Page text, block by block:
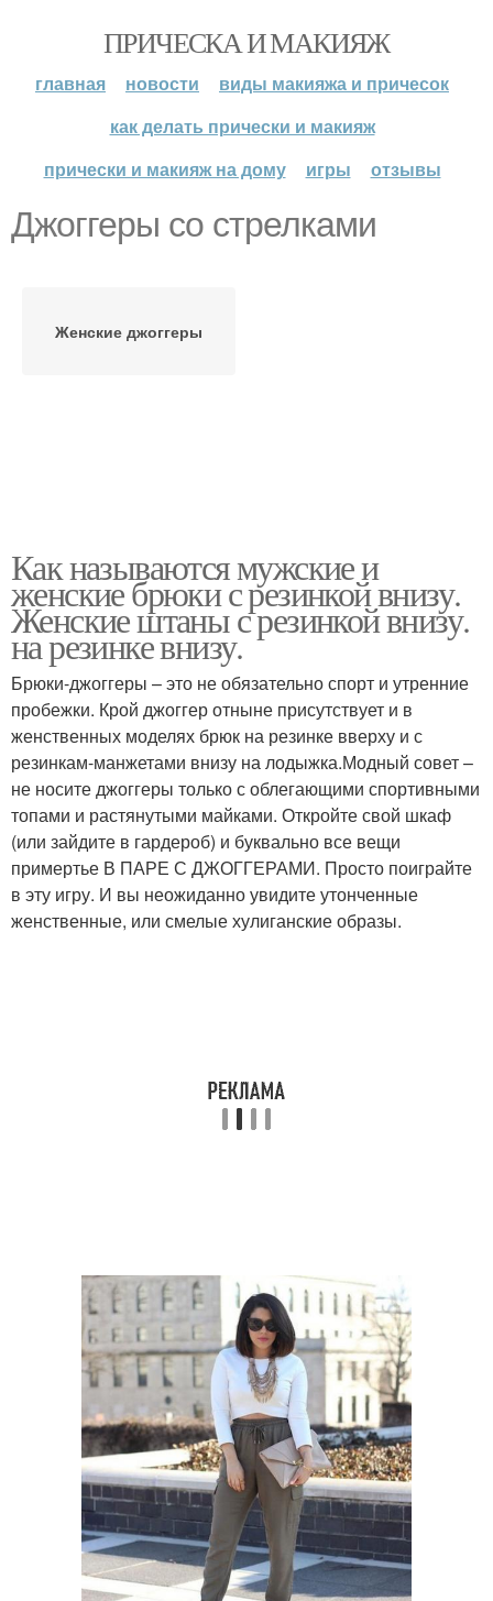
ПРИЧЕСКА И МАКИЯЖ
главная новости
виды макияжа и причесок
как делать прически и макияж
прически и макияж на дому
игры отзывы
Джоггеры со стрелками
Женские джоггеры
Как называются мужские и
женские брюки с резинкой внизу.
Женские штаны с резинкой внизу.
на резинке внизу.
Брюки-джоггеры – это не обязательно спорт и утренние
пробежки. Крой джоггер отныне присутствует и в
женственных моделях брюк на резинке вверху и с
резинкам-манжетами внизу на лодыжка.Модный совет –
не носите джоггеры только с облегающими спортивными
топами и растянутыми майками. Откройте свой шкаф
(или зайдите в гардероб) и буквально все вещи
примертье В ПАРЕ С ДЖОГГЕРАМИ. Просто поиграйте
в эту игру. И вы неожиданно увидите утонченные
женственные, или смелые хулиганские образы.